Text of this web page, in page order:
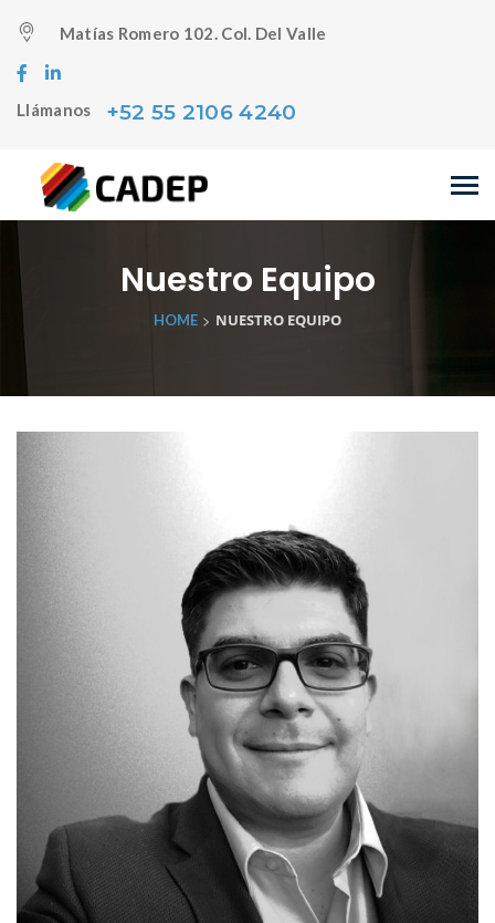
Matías Romero 102. Col. Del Valle
Llámanos +52 55 2106 4240
Nuestro Equipo
HOME > NUESTRO EQUIPO